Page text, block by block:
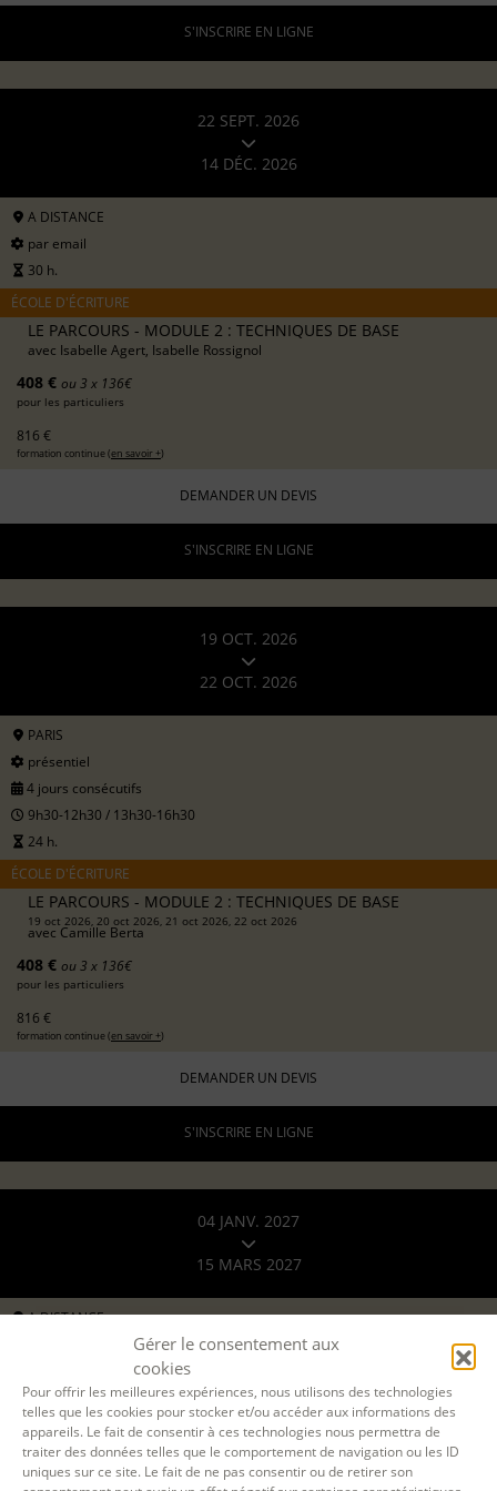
Gérer le consentement aux
cookies
Pour offrir les meilleures expériences, nous utilisons des technologies
telles que les cookies pour stocker et/ou accéder aux informations des
appareils. Le fait de consentir à ces technologies nous permettra de
traiter des données telles que le comportement de navigation ou les ID
uniques sur ce site. Le fait de ne pas consentir ou de retirer son
S'INSCRIRE EN LIGNE
22 SEPT. 2026
14 DÉC. 2026
A DISTANCE
par email
30 h.
ÉCOLE D'ÉCRITURE
LE PARCOURS - MODULE 2 : TECHNIQUES DE BASE
avec Isabelle Agert, Isabelle Rossignol
408 € ou 3 x 136€
pour les particuliers
816 €
formation continue (en savoir +)
DEMANDER UN DEVIS
S'INSCRIRE EN LIGNE
19 OCT. 2026
22 OCT. 2026
PARIS
présentiel
4 jours consécutifs
9h30-12h30 / 13h30-16h30
24 h.
ÉCOLE D'ÉCRITURE
LE PARCOURS - MODULE 2 : TECHNIQUES DE BASE
19 oct 2026, 20 oct 2026, 21 oct 2026, 22 oct 2026
avec Camille Berta
408 € ou 3 x 136€
pour les particuliers
816 €
formation continue (en savoir +)
DEMANDER UN DEVIS
S'INSCRIRE EN LIGNE
04 JANV. 2027
15 MARS 2027
A DISTANCE
8 lundis en soirée
19h-22h
ÉCOLE D'ÉCRITURE
LE PARCOURS - MODULE 2 : TECHNIQUES DE BASE